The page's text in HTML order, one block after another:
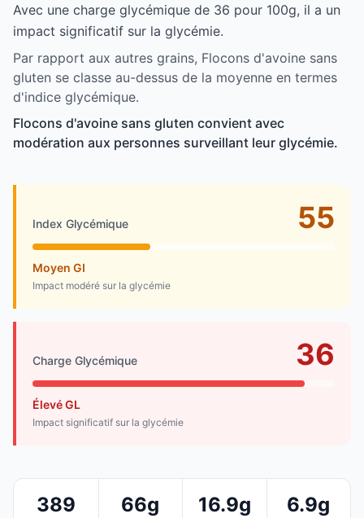
Avec une charge glycémique de 36 pour 100g, il a un
impact significatif sur la glycémie.
Par rapport aux autres grains, Flocons d'avoine sans
gluten se classe au-dessus de la moyenne en termes
d'indice glycémique.
Flocons d'avoine sans gluten convient avec
modération aux personnes surveillant leur glycémie.
Index Glycémique 55
Moyen GI
Impact modéré sur la glycémie
Charge Glycémique 36
Élevé GL
Impact significatif sur la glycémie
389 66g 16.9g 6.9g